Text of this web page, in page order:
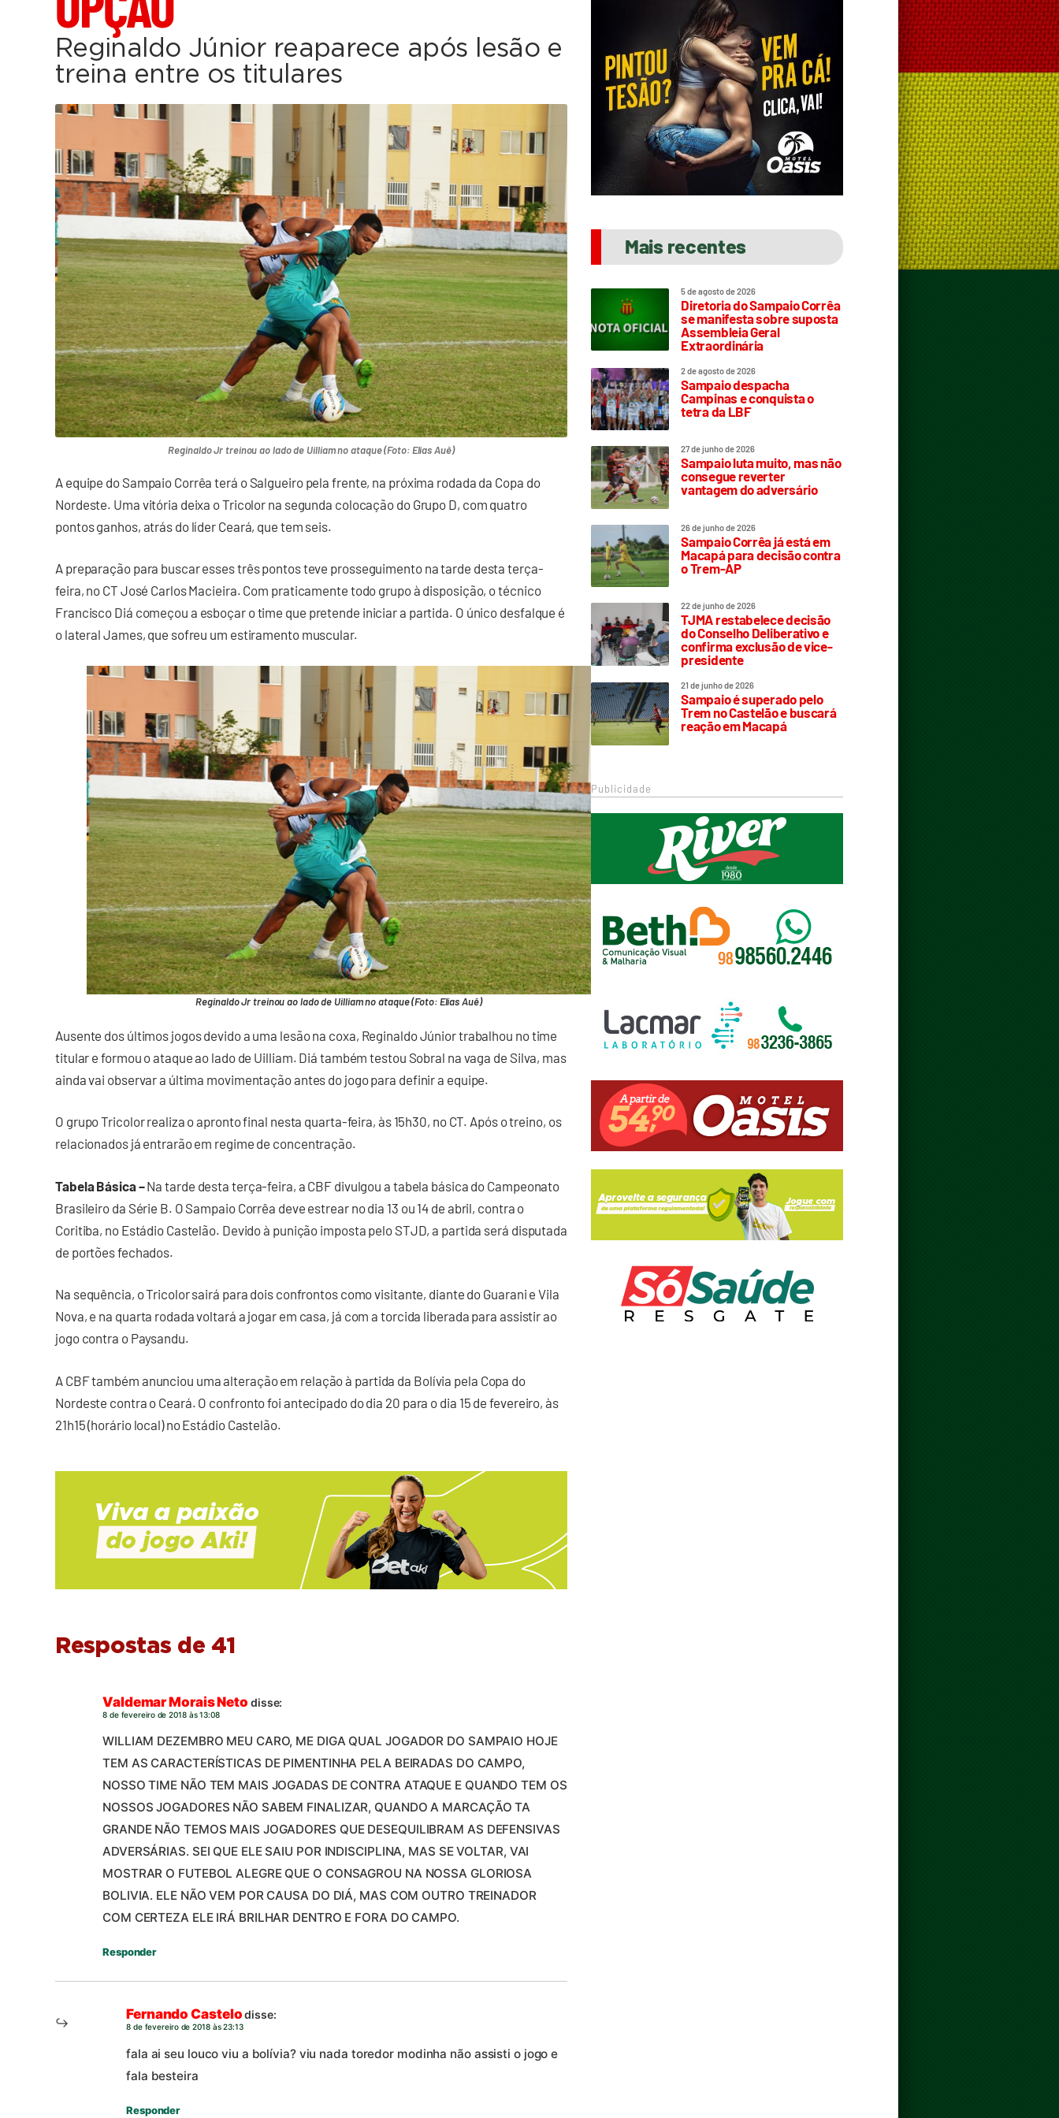
Reginaldo Júnior reaparece após lesão e
treina entre os titulares
Reginaldo Jr treinou ao lado de Uilliam no ataque (Foto: Elias Auê)
A equipe do Sampaio Corrêa terá o Salgueiro pela frente, na próxima rodada da Copa do
Nordeste. Uma vitória deixa o Tricolor na segunda colocação do Grupo D, com quatro
pontos ganhos, atrás do líder Ceará, que tem seis.
A preparação para buscar esses três pontos teve prosseguimento na tarde desta terça-
feira, no CT José Carlos Macieira. Com praticamente todo grupo à disposição, o técnico
Francisco Diá começou a esboçar o time que pretende iniciar a partida. O único desfalque é
o lateral James, que sofreu um estiramento muscular.
Reginaldo Jr treinou ao lado de Uilliam no ataque (Foto: Elias Auê)
Ausente dos últimos jogos devido a uma lesão na coxa, Reginaldo Júnior trabalhou no time
titular e formou o ataque ao lado de Uilliam. Diá também testou Sobral na vaga de Silva, mas
ainda vai observar a última movimentação antes do jogo para definir a equipe.
O grupo Tricolor realiza o apronto final nesta quarta-feira, às 15h30, no CT. Após o treino, os
relacionados já entrarão em regime de concentração.
Tabela Básica –Na tarde desta terça-feira, a CBF divulgou a tabela básica do Campeonato
Brasileiro da Série B. O Sampaio Corrêa deve estrear no dia 13 ou 14 de abril, contra o
Coritiba, no Estádio Castelão. Devido à punição imposta pelo STJD, a partida será disputada
de portões fechados.
Na sequência, o Tricolor sairá para dois confrontos como visitante, diante do Guarani e Vila
Nova, e na quarta rodada voltará a jogar em casa, já com a torcida liberada para assistir ao
jogo contra o Paysandu.
A CBF também anunciou uma alteração em relação à partida da Bolívia pela Copa do
Nordeste contra o Ceará. O confronto foi antecipado do dia 20 para o dia 15 de fevereiro, às
21h15 (horário local) no Estádio Castelão.
Respostas de 41
Valdemar Morais Neto disse:
8 de fevereiro de 2018 às 13:08
WILLIAM DEZEMBRO MEU CARO, ME DIGA QUAL JOGADOR DO SAMPAIO HOJE
TEM AS CARACTERÍSTICAS DE PIMENTINHA PELA BEIRADAS DO CAMPO,
NOSSO TIME NÃO TEM MAIS JOGADAS DE CONTRA ATAQUE E QUANDO TEM OS
NOSSOS JOGADORES NÃO SABEM FINALIZAR, QUANDO A MARCAÇÃO TA
GRANDE NÃO TEMOS MAIS JOGADORES QUE DESEQUILIBRAM AS DEFENSIVAS
ADVERSÁRIAS. SEI QUE ELE SAIU POR INDISCIPLINA, MAS SE VOLTAR, VAI
MOSTRAR O FUTEBOL ALEGRE QUE O CONSAGROU NA NOSSA GLORIOSA
BOLIVIA. ELE NÃO VEM POR CAUSA DO DIÁ, MAS COM OUTRO TREINADOR
COM CERTEZA ELE IRÁ BRILHAR DENTRO E FORA DO CAMPO.
Responder
Fernando Castelodisse:
8 de fevereiro de 2018 às 23:13
fala ai seu louco viu a bolívia? viu nada toredor modinha não assisti o jogo e
fala besteira
Responder
Mais recentes
5 de agosto de 2026
Diretoria do Sampaio Corrêa
se manifesta sobre suposta
Assembleia Geral
Extraordinária
2 de agosto de 2026
Sampaio despacha
Campinas e conquista o
tetra da LBF
27 de junho de 2026
Sampaio luta muito, mas não
consegue reverter
vantagem do adversário
26 de junho de 2026
Sampaio Corrêa já está em
Macapá para decisão contra
o Trem-AP
22 de junho de 2026
TJMA restabelece decisão
do Conselho Deliberativo e
confirma exclusão de vice-
presidente
21 de junho de 2026
Sampaio é superado pelo
Trem no Castelão e buscará
reação em Macapá
Publicidade